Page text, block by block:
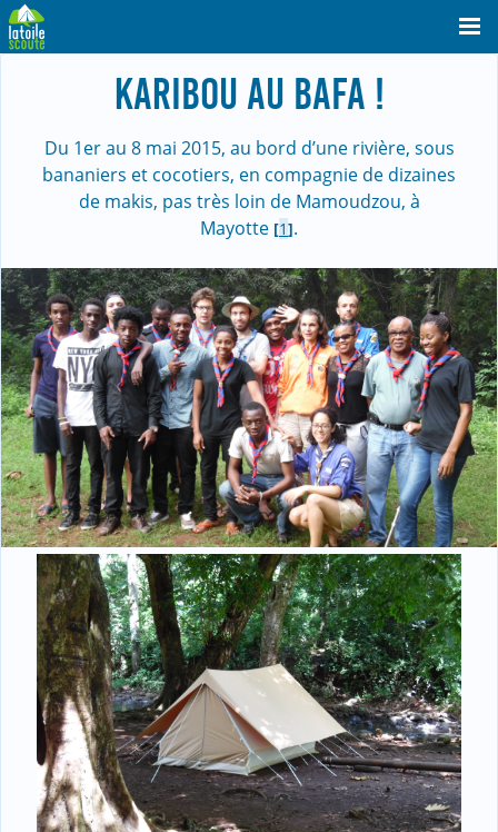
KARIBOU AU BAFA !
Du 1er au 8 mai 2015, au bord d’une rivière, sous
bananiers et cocotiers, en compagnie de dizaines
de makis, pas très loin de Mamoudzou, à
Mayotte [1].